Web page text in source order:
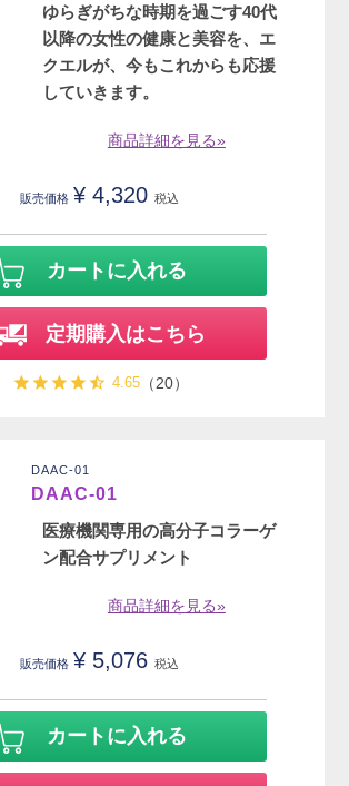
ゆらぎがちな時期を過ごす40代
以降の女性の健康と美容を、エ
クエルが、今もこれからも応援
していきます。
商品詳細を見る»
販売価格 ¥ 4,320 税込
カートに入れる
定期購入はこちら
4.65（20）
DAAC-01
DAAC-01
医療機関専用の高分子コラーゲ
ン配合サプリメント
商品詳細を見る»
販売価格 ¥ 5,076 税込
カートに入れる